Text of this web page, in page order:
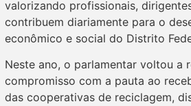
valorizando profissionais,
contribuem diariamente para o
econômico e social do Distrito
Neste ano, o parlamentar voltou a
compromisso com a pauta ao
das cooperativas de reciclagem,